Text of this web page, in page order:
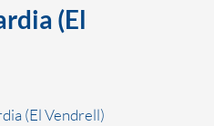
(El
(El Vendrell)